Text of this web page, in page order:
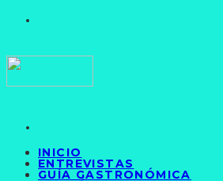
INICIO
ENTREVISTAS
GUÍA GASTRONÓMICA